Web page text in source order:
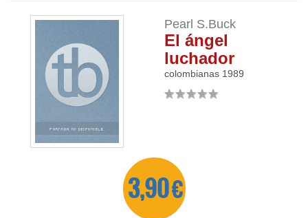
Pearl S.Buck
El ángel
luchador
colombianas 1989
3,90 €